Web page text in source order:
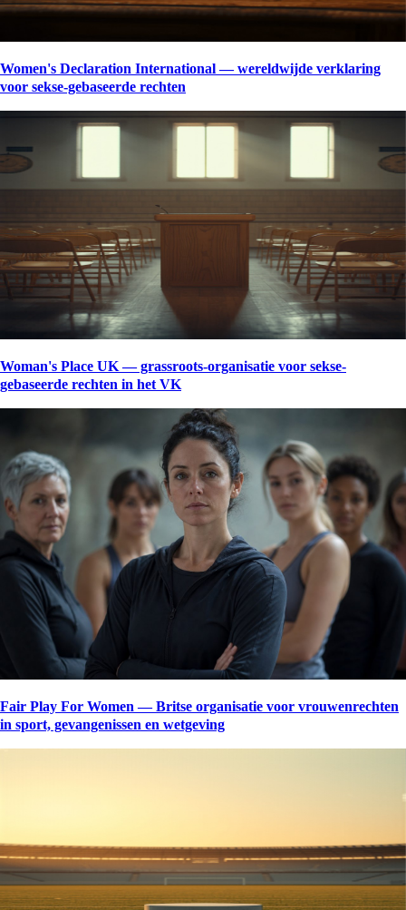
Women's Declaration International — wereldwijde verklaring
voor sekse-gebaseerde rechten
Woman's Place UK — grassroots-organisatie voor sekse-
gebaseerde rechten in het VK
Fair Play For Women — Britse organisatie voor vrouwenrechten
in sport, gevangenissen en wetgeving